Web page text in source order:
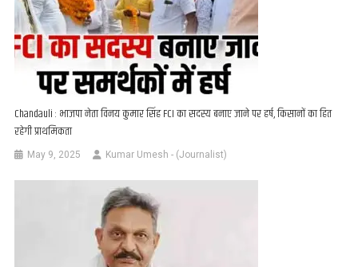
Chandauli : भाजपा नेता विनय कुमार सिंह FCI का सदस्य बनाए जाने पर हर्ष, किसानों का हित
रहेगी प्राथमिकता
May 9, 2025 Kumar Umesh - (Journalist)